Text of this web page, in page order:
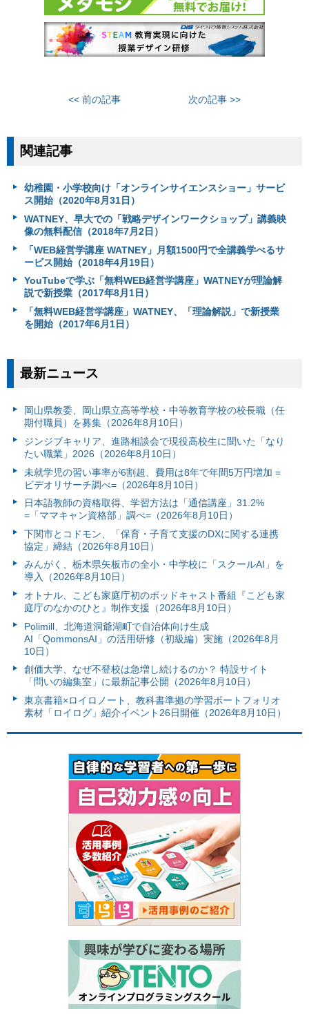
<< 前の記事 次の記事 >>
関連記事
幼稚園・小学校向け「オンラインサイエンスショー」サービ
ス開始（2020年8月31日）
WATNEY、早大での「戦略デザインワークショップ」講義映
像の無料配信（2018年7月2日）
「WEB経営学講座 WATNEY」月額1500円で全講義学べるサ
ービス開始（2018年4月19日）
YouTubeで学ぶ「無料WEB経営学講座」WATNEYが理論解
説で新授業（2017年8月1日）
「無料WEB経営学講座」WATNEY、「理論解説」で新授業
を開始（2017年6月1日）
最新ニュース
岡山県教委、岡山県立高等学校・中等教育学校の校長職（任
期付職員）を募集（2026年8月10日）
ジンジブキャリア、進路相談会で現役高校生に聞いた「なり
たい職業」2026（2026年8月10日）
未就学児の習い事率が6割超、費用は8年で年間5万円増加 =
ビデオリサーチ調べ=（2026年8月10日）
日本語教師の資格取得、学習方法は「通信講座」31.2%
=「ママキャン資格部」調べ=（2026年8月10日）
下関市とコドモン、「保育・子育て支援のDXに関する連携
協定」締結（2026年8月10日）
みんがく、栃木県矢板市の全小・中学校に「スクールAI」を
導入（2026年8月10日）
オトナル、こども家庭庁初のポッドキャスト番組『こども家
庭庁のなかのひと』制作支援（2026年8月10日）
Polimill、北海道洞爺湖町で自治体向け生成
AI「QommonsAI」の活用研修（初級編）実施（2026年8月
10日）
創価大学、なぜ不登校は急増し続けるのか？ 特設サイト
「問いの編集室」に最新記事公開（2026年8月10日）
東京書籍×ロイロノート、教科書準拠の学習ポートフォリオ
素材「ロイログ」紹介イベント26日開催（2026年8月10日）